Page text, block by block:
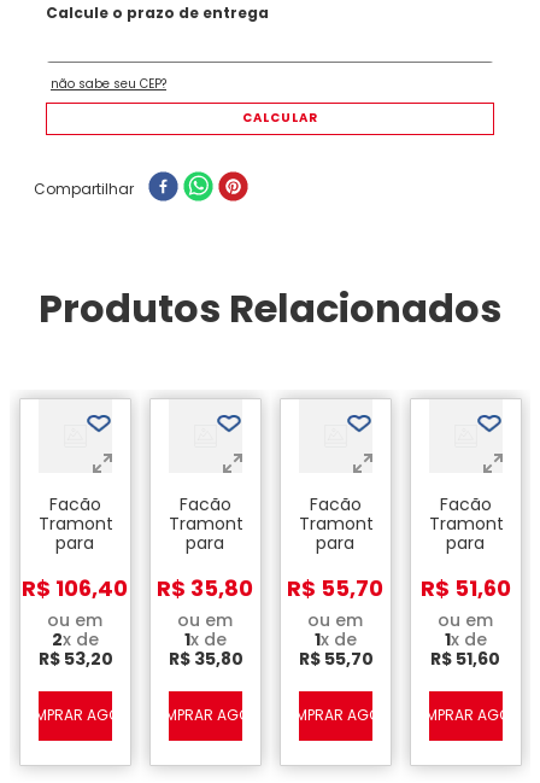
Compartilhar
Produtos Relacionados
Facão
Tramontina
para
Mato
com
Cabo
Verde
12’’
R$ 106,40
ou em
2x de
R$ 53,20
COMPRAR AGORA
Facão
Tramontina
para
Mato
com
Cabo
Preto 10''
R$ 35,80
ou em
1x de
R$ 35,80
COMPRAR AGORA
Facão
Tramontina
para
Mato
com
Cabo
Preto 18''
R$ 55,70
ou em
1x de
R$ 55,70
COMPRAR AGORA
Facão
Tramontina
para
Mato
com
Cabo
Preto 16’’
R$ 51,60
ou em
1x de
R$ 51,60
COMPRAR AGORA